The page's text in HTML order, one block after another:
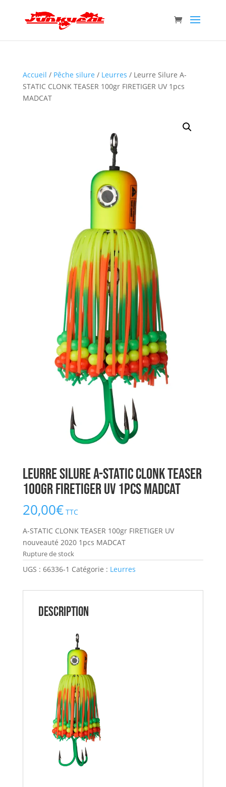
Accueil / Pêche silure / Leurres / Leurre Silure A-
STATIC CLONK TEASER 100gr FIRETIGER UV 1pcs
MADCAT
Leurre Silure A-STATIC CLONK TEASER
100gr FIRETIGER UV 1pcs MADCAT
20,00€ TTC
A-STATIC CLONK TEASER 100gr FIRETIGER UV
nouveauté 2020 1pcs MADCAT
Rupture de stock
UGS : 66336-1 Catégorie : Leurres
Description